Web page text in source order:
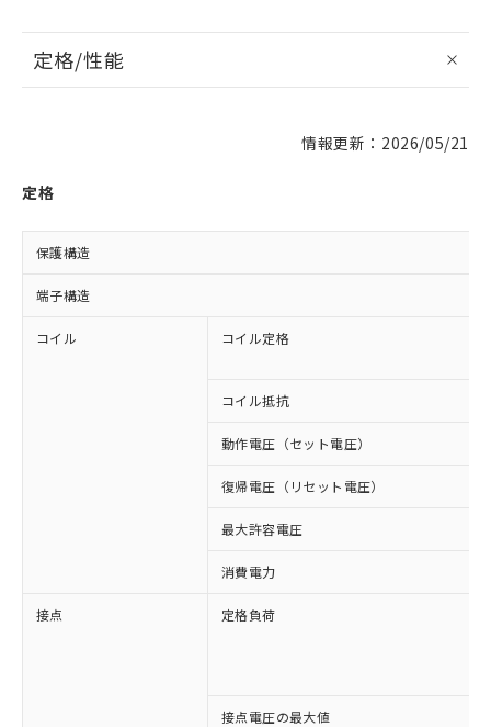
定格/性能
情報更新：2026/05/21
定格
保護構造
端子構造
コイル コイル定格
コイル抵抗
動作電圧（セット電圧）
復帰電圧（リセット電圧）
最大許容電圧
消費電力
接点 定格負荷
接点電圧の最大値